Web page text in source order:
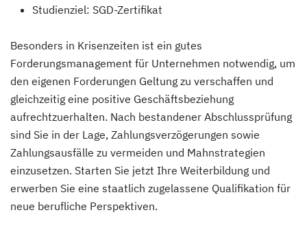
Studienziel: SGD-Zertifikat
Besonders in Krisenzeiten ist ein gutes
Forderungsmanagement für Unternehmen notwendig, um
den eigenen Forderungen Geltung zu verschaffen und
gleichzeitig eine positive Geschäftsbeziehung
aufrechtzuerhalten. Nach bestandener Abschlussprüfung
sind Sie in der Lage, Zahlungsverzögerungen sowie
Zahlungsausfälle zu vermeiden und Mahnstrategien
einzusetzen. Starten Sie jetzt Ihre Weiterbildung und
erwerben Sie eine staatlich zugelassene Qualifikation für
neue berufliche Perspektiven.